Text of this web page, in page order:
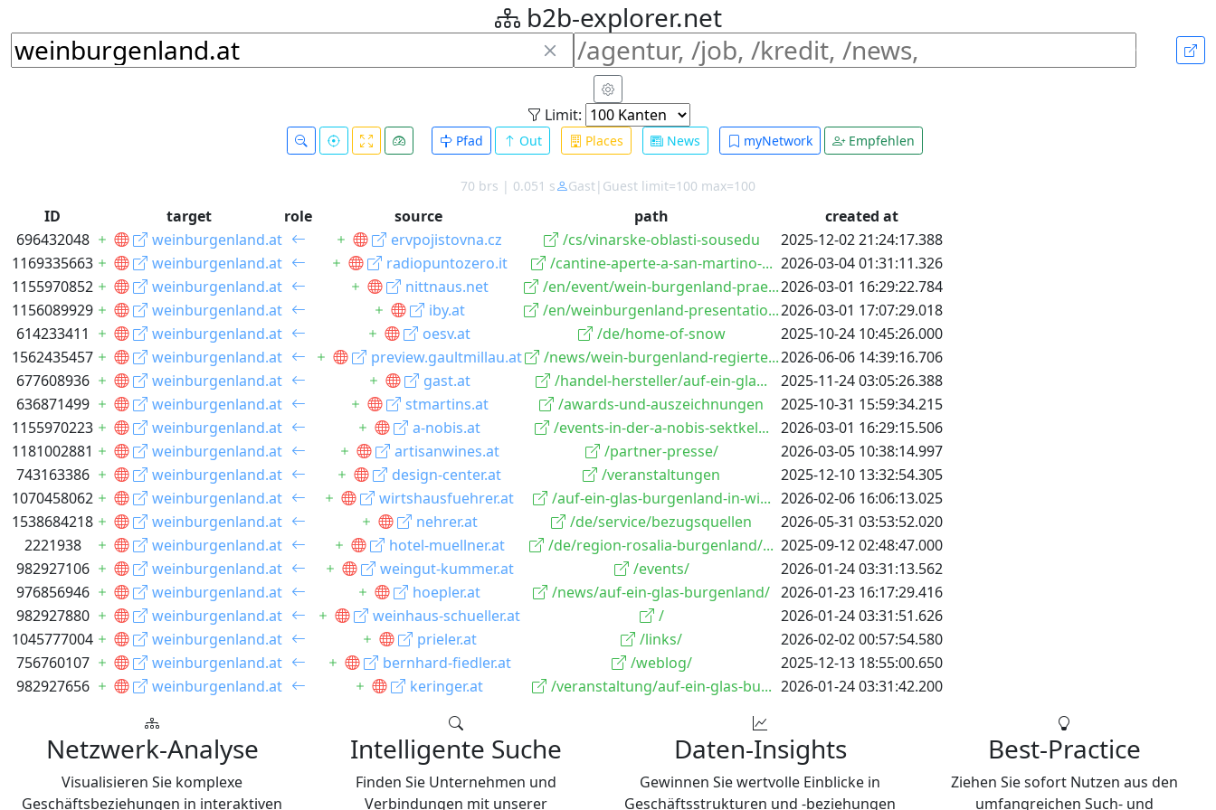
b2b-explorer.net
Limit:
Pfad Out Places News myNetwork Empfehlen
70 brs | 0.051 s Gast|Guest limit=100 max=100
ID target role source path
created at
696432048
weinburgenland.at ervpojistovna.cz /cs/vinarske-oblasti-sousedu
2025-12-02 21:24:17.388
1169335663
weinburgenland.at radiopuntozero.it /cantine-aperte-a-san-martino-... 2026-03-04 01:31:11.326
1155970852
weinburgenland.at nittnaus.net /en/event/wein-burgenland-prae...2026-03-01 16:29:22.784
1156089929
weinburgenland.at iby.at /en/weinburgenland-presentatio...2026-03-01 17:07:29.018
614233411
weinburgenland.at oesv.at /de/home-of-snow
2025-10-24 10:45:26.000
1562435457
weinburgenland.at preview.gaultmillau.at /news/wein-burgenland-regierte...2026-06-06 14:39:16.706
677608936
weinburgenland.at gast.at /handel-hersteller/auf-ein-gla...
2025-11-24 03:05:26.388
636871499
weinburgenland.at stmartins.at /awards-und-auszeichnungen
2025-10-31 15:59:34.215
1155970223
weinburgenland.at a-nobis.at /events-in-der-a-nobis-sektkel...
2026-03-01 16:29:15.506
1181002881
weinburgenland.at artisanwines.at /partner-presse/
2026-03-05 10:38:14.997
743163386
weinburgenland.at design-center.at /veranstaltungen
2025-12-10 13:32:54.305
1070458062
weinburgenland.at wirtshausfuehrer.at /auf-ein-glas-burgenland-in-wi... 2026-02-06 16:06:13.025
1538684218
weinburgenland.at nehrer.at /de/service/bezugsquellen
2026-05-31 03:53:52.020
2221938
weinburgenland.at hotel-muellner.at /de/region-rosalia-burgenland/... 2025-09-12 02:48:47.000
982927106
weinburgenland.at weingut-kummer.at /events/
2026-01-24 03:31:13.562
976856946
weinburgenland.at hoepler.at /news/auf-ein-glas-burgenland/ 2026-01-23 16:17:29.416
982927880
weinburgenland.at weinhaus-schueller.at /
2026-01-24 03:31:51.626
1045777004
weinburgenland.at prieler.at /links/
2026-02-02 00:57:54.580
756760107
weinburgenland.at bernhard-fiedler.at /weblog/
2025-12-13 18:55:00.650
982927656
weinburgenland.at keringer.at /veranstaltung/auf-ein-glas-bu... 2026-01-24 03:31:42.200
Netzwerk-Analyse
Visualisieren Sie komplexe
Geschäftsbeziehungen in interaktiven
Intelligente Suche
Finden Sie Unternehmen und
Verbindungen mit unserer
Daten-Insights
Gewinnen Sie wertvolle Einblicke in
Geschäftsstrukturen und -beziehungen
Best-Practice
Ziehen Sie sofort Nutzen aus den
umfangreichen Such- und